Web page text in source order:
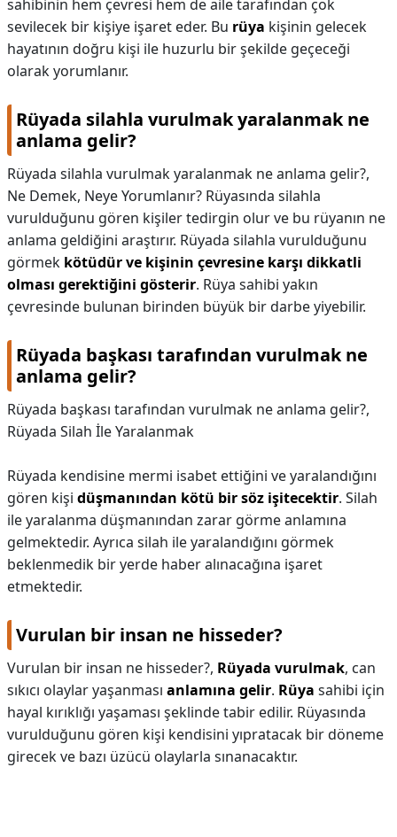
sahibinin hem çevresi hem de aile tarafından çok
sevilecek bir kişiye işaret eder. Bu rüya kişinin gelecek
hayatının doğru kişi ile huzurlu bir şekilde geçeceği
olarak yorumlanır.
Rüyada silahla vurulmak yaralanmak ne
anlama gelir?
Rüyada silahla vurulmak yaralanmak ne anlama gelir?,
Ne Demek, Neye Yorumlanır? Rüyasında silahla
vurulduğunu gören kişiler tedirgin olur ve bu rüyanın ne
anlama geldiğini araştırır. Rüyada silahla vurulduğunu
görmek kötüdür ve kişinin çevresine karşı dikkatli
olması gerektiğini gösterir. Rüya sahibi yakın
çevresinde bulunan birinden büyük bir darbe yiyebilir.
Rüyada başkası tarafından vurulmak ne
anlama gelir?
Rüyada başkası tarafından vurulmak ne anlama gelir?,
Rüyada Silah İle Yaralanmak
Rüyada kendisine mermi isabet ettiğini ve yaralandığını
gören kişi düşmanından kötü bir söz işitecektir. Silah
ile yaralanma düşmanından zarar görme anlamına
gelmektedir. Ayrıca silah ile yaralandığını görmek
beklenmedik bir yerde haber alınacağına işaret
etmektedir.
Vurulan bir insan ne hisseder?
Vurulan bir insan ne hisseder?, Rüyada vurulmak, can
sıkıcı olaylar yaşanması anlamına gelir. Rüya sahibi için
hayal kırıklığı yaşaması şeklinde tabir edilir. Rüyasında
vurulduğunu gören kişi kendisini yıpratacak bir döneme
girecek ve bazı üzücü olaylarla sınanacaktır.